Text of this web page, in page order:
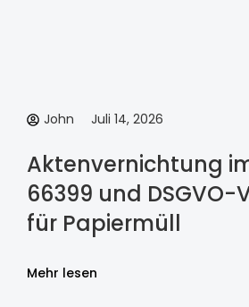
John Juli 14, 2026
Aktenvernichtung
66399 und
für Papiermüll
Mehr lesen